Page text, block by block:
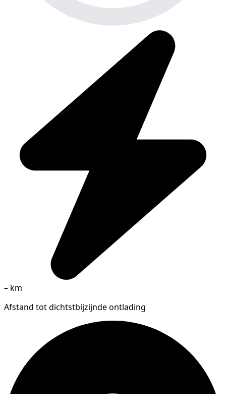
– km
Afstand tot dichtstbijzijnde ontlading